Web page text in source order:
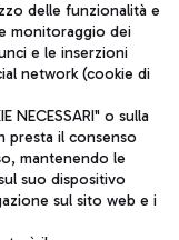
a direzione e
delle funzionalità e
monitoraggio dei
e le inserzioni
network (cookie di
NECESSARI" o sulla
presta il consenso
mantenendo le
suo dispositivo
sul sito web e i